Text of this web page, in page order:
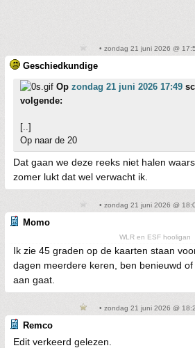
• zondag 21 juni 2026 @
Geschiedkundige
Op zondag 21 juni 2026 17:49
volgende:
[..]
Op naar de 20
Dat gaan we deze reeks niet halen
zomer lukt dat wel verwacht ik.
• zondag 21 juni 2026 @
Momo
WLR en ESF hooligan
Ik zie 45 graden op de kaarten staan
dagen meerdere keren, ben benieuwd
aan gaat.
• zondag 21 juni 2026 @
Remco
Edit verkeerd gelezen.